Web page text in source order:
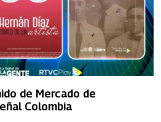
de Mercado de
Colombia